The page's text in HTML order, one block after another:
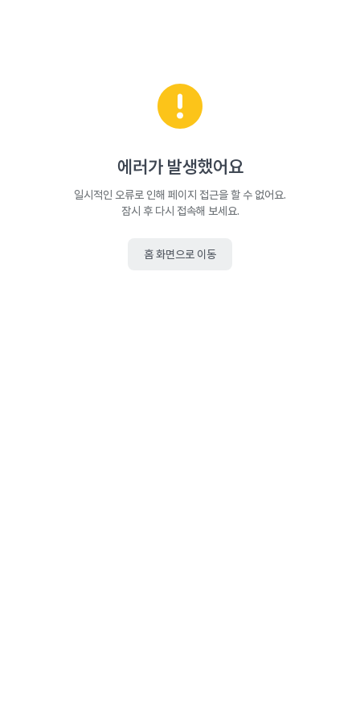
에러가 발생했어요
일시적인 오류로 인해 페이지 접근을 할 수 없어요.
잠시 후 다시 접속해 보세요.
홈 화면으로 이동